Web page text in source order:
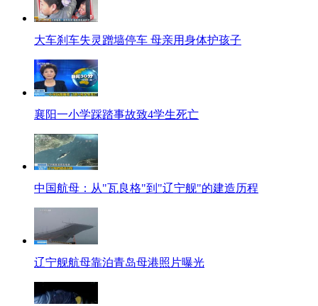
大车刹车失灵蹭墙停车 母亲用身体护孩子
襄阳一小学踩踏事故致4学生死亡
中国航母：从"瓦良格"到"辽宁舰"的建造历程
辽宁舰航母靠泊青岛母港照片曝光